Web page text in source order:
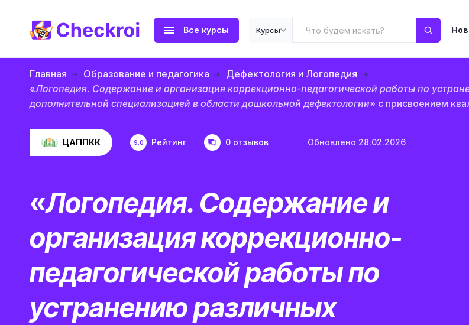
Все курсы Курсы
Главная Образование и педагогика
Дефектология и Логопедия
«Логопедия. Содержание и организация коррекционно-педагогической работы по
дополнительной специализацией в области дошкольной дефектологии» с присвоением
ЦАППКК 9.0 Рейтинг 0 отзывов Обновлено 28.02.2026
«Логопедия. Содержание и
организация коррекционно-
педагогической работы по
устранению различных